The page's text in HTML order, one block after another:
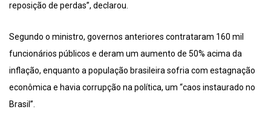
reposição de perdas”, declarou.
Segundo o ministro, governos anteriores contrataram 160 mil
funcionários públicos e deram um aumento de 50% acima da
inflação, enquanto a população brasileira sofria com estagnação
econômica e havia corrupção na política, um “caos instaurado no
Brasil”.